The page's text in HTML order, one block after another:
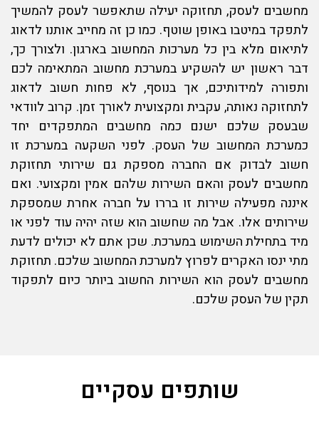
מחשבים לעסק, תחזוקה יעילה שתאפשר לעסק להמשיך
לתפקד במיטבו באופן שוטף. כמו כן זה מחייב אותנו לדאוג
לתיאום מלא בין כל מערכות המחשוב בארגון. ולצורך כך,
דבר ראשון יש להשקיע במערכת מחשוב המתאימה לכם
ותפורה למידותיכם, אך בנוסף, לא פחות חשוב לדאוג
לתחזוקה נאותה, עקבית ומקצועית לאורך זמן. קרוב לוודאי
שבעסק שלכם ישנם כמה מחשבים המתפקדים יחד
כמערכת המחשוב של העסק. לפני השקעה במערכת זו
חשוב לבדוק אם החברה מספקת גם שירותי תחזוקת
מחשבים לעסק והאם השירות שלהם אמין ומקצועי. ואם
איננה מפעילה שירות זו בררו על חברה אחרת שמספקת
שירותים אלו. אבל מה שחשוב הוא שזה יהיה עוד לפני או
מיד בתחילת השימוש במערכת. שכן אתם לא יכולים לדעת
מתי ינסו האקרים לפרוץ למערכת המחשוב שלכם. תחזוקת
מחשבים לעסק הוא השירות החשוב ביותר כיום לתפקוד
תקין של העסק שלכם.
שותפים עסקיים